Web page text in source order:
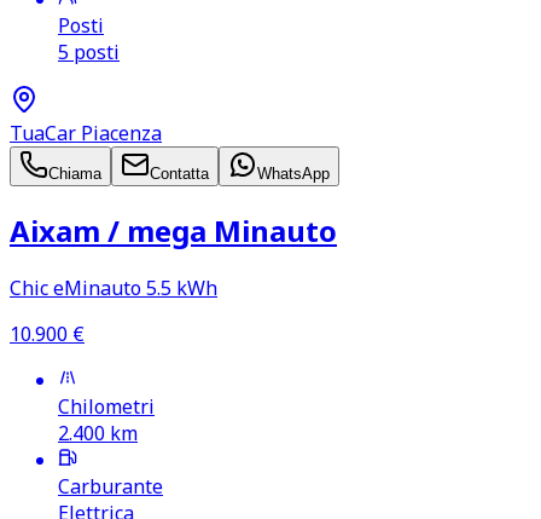
Posti
5 posti
TuaCar Piacenza
Chiama Contatta WhatsApp
Aixam /​ mega Minauto
Chic eMinauto 5.5 kWh
10.900 €
Chilometri
2.400 km
Carburante
Elettrica